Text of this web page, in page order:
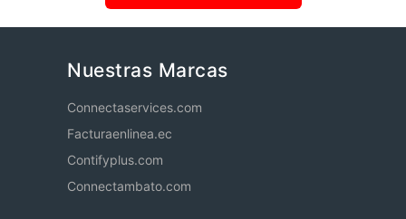
Nuestras Marcas
Connectaservices.com
Facturaenlinea.ec
Contifyplus.com
Connectambato.com